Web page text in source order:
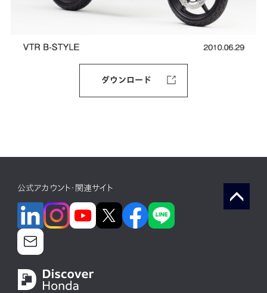
ダウンロード
公式アカウント・関連サイト